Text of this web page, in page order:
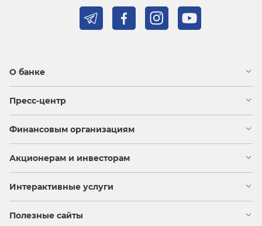
О банке
Пресс-центр
Финансовым организациям
Акционерам и инвесторам
Интерактивные услуги
Полезные сайты